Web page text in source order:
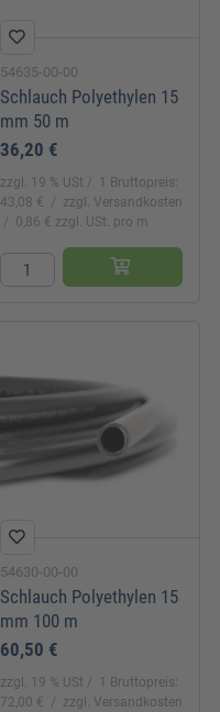
54635-00-00
Schlauch Polyethylen 15
mm 50 m
36,20 €
zzgl. 19 % USt
1 Bruttopreis:
43,08 €
zzgl. Versandkosten
0,86 € zzgl. USt. pro m
54630-00-00
Schlauch Polyethylen 15
mm 100 m
60,50 €
zzgl. 19 % USt
1 Bruttopreis:
72,00 €
zzgl. Versandkosten